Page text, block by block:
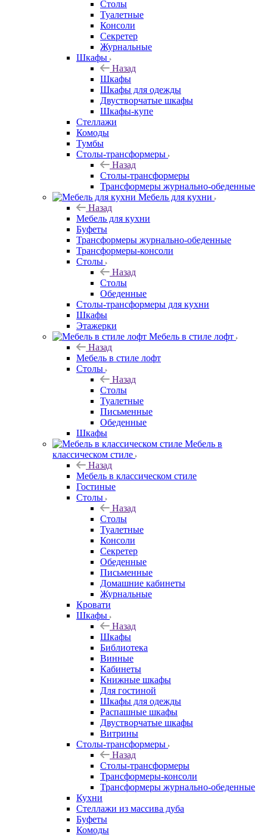
Столы
Туалетные
Консоли
Секретер
Журнальные
Шкафы
Назад
Шкафы
Шкафы для одежды
Двустворчатые шкафы
Шкафы-купе
Стеллажи
Комоды
Тумбы
Столы-трансформеры
Назад
Столы-трансформеры
Трансформеры журнально-обеденные
Мебель для кухни
Назад
Мебель для кухни
Буфеты
Трансформеры журнально-обеденные
Трансформеры-консоли
Столы
Назад
Столы
Обеденные
Столы-трансформеры для кухни
Шкафы
Этажерки
Мебель в стиле лофт
Назад
Мебель в стиле лофт
Столы
Назад
Столы
Туалетные
Письменные
Обеденные
Шкафы
Мебель в
классическом стиле
Назад
Мебель в классическом стиле
Гостиные
Столы
Назад
Столы
Туалетные
Консоли
Секретер
Обеденные
Письменные
Домашние кабинеты
Журнальные
Кровати
Шкафы
Назад
Шкафы
Библиотека
Винные
Кабинеты
Книжные шкафы
Для гостиной
Шкафы для одежды
Распашные шкафы
Двустворчатые шкафы
Витрины
Столы-трансформеры
Назад
Столы-трансформеры
Трансформеры-консоли
Трансформеры журнально-обеденные
Кухни
Стеллажи из массива дуба
Буфеты
Комоды